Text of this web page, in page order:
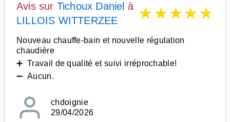
Avis sur Tichoux Daniel à
LILLOIS WITTERZEE
★★★★★
Nouveau chauffe-bain et nouvelle régulation
chaudière
➕ Travail de qualité et suivi irréprochable!
➖ Aucun.
chdoignie
29/04/2026